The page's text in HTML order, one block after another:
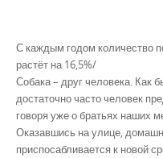
С каждым годом количество
растёт на 16,5%/
Собака – друг человека. Как
достаточно часто человек
говоря уже о братьях наших
Оказавшись на улице,
приспосабливается к новой